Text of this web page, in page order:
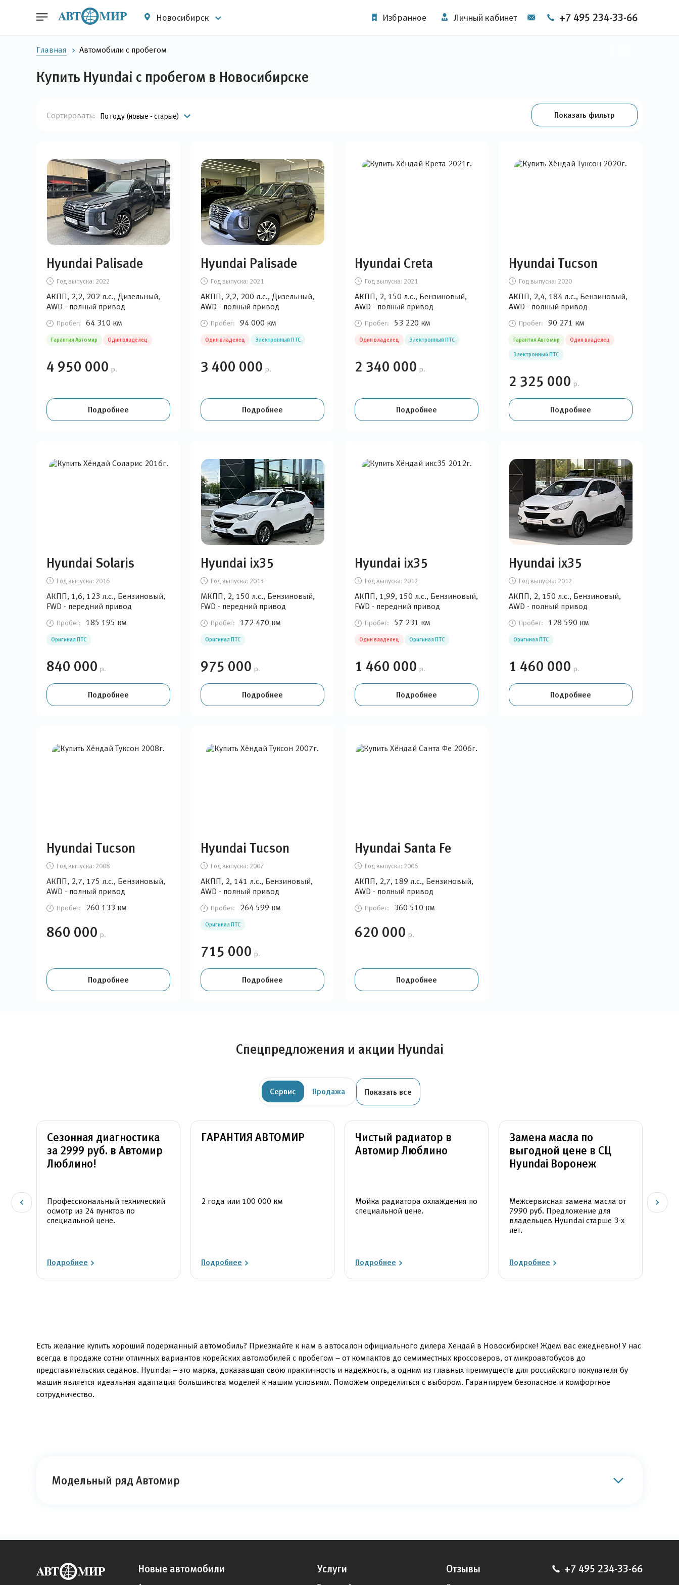
Новосибирск Избранное Личный кабинет +7 495 234-33-66
Главная Автомобили с пробегом
Купить Hyundai с пробегом в Новосибирске
Сортировать: По году (новые - старые) Показать фильтр
Hyundai Palisade
Год выпуска: 2022
АКПП, 2,2, 202 л.с., Дизельный,
AWD - полный привод
Пробег: 64 310 км
Гарантия Автомир Один владелец
4 950 000 р.
Подробнее
Hyundai Palisade
Год выпуска: 2021
АКПП, 2,2, 200 л.с., Дизельный,
AWD - полный привод
Пробег: 94 000 км
Один владелец Электронный ПТС
3 400 000 р.
Подробнее
Hyundai Creta
Год выпуска: 2021
АКПП, 2, 150 л.с., Бензиновый,
AWD - полный привод
Пробег: 53 220 км
Один владелец Электронный ПТС
2 340 000 р.
Подробнее
Hyundai Tucson
Год выпуска: 2020
АКПП, 2,4, 184 л.с., Бензиновый,
AWD - полный привод
Пробег: 90 271 км
Гарантия Автомир Один владелец
Электронный ПТС
2 325 000 р.
Подробнее
Hyundai Solaris
Год выпуска: 2016
АКПП, 1,6, 123 л.с., Бензиновый,
FWD - передний привод
Пробег: 185 195 км
Оригинал ПТС
840 000 р.
Подробнее
Hyundai ix35
Год выпуска: 2013
МКПП, 2, 150 л.с., Бензиновый,
FWD - передний привод
Пробег: 172 470 км
Оригинал ПТС
975 000 р.
Подробнее
Hyundai ix35
Год выпуска: 2012
АКПП, 1,99, 150 л.с., Бензиновый,
FWD - передний привод
Пробег: 57 231 км
Один владелец Оригинал ПТС
1 460 000 р.
Подробнее
Hyundai ix35
Год выпуска: 2012
АКПП, 2, 150 л.с., Бензиновый,
AWD - полный привод
Пробег: 128 590 км
Оригинал ПТС
1 460 000 р.
Подробнее
Hyundai Tucson
Год выпуска: 2008
АКПП, 2,7, 175 л.с., Бензиновый,
AWD - полный привод
Пробег: 260 133 км
860 000 р.
Подробнее
Hyundai Tucson
Год выпуска: 2007
АКПП, 2, 141 л.с., Бензиновый,
AWD - полный привод
Пробег: 264 599 км
Оригинал ПТС
715 000 р.
Подробнее
Hyundai Santa Fe
Год выпуска: 2006
АКПП, 2,7, 189 л.с., Бензиновый,
AWD - полный привод
Пробег: 360 510 км
620 000 р.
Подробнее
Спецпредложения и акции Hyundai
Сервис Продажа Показать все
Сезонная диагностика
за 2999 руб. в Автомир
Люблино!
Профессиональный технический
осмотр из 24 пунктов по
специальной цене.
Подробнее
ГАРАНТИЯ АВТОМИР
2 года или 100 000 км
Подробнее
Чистый радиатор в
Автомир Люблино
Мойка радиатора охлаждения по
специальной цене.
Подробнее
Замена масла по
выгодной цене в СЦ
Hyundai Воронеж
Межсервисная замена масла от
7990 руб. Предложение для
владельцев Hyundai старше 3-х
лет.
Подробнее
Есть желание купить хороший подержанный автомобиль? Приезжайте к нам в автосалон официального дилера Хендай в Новосибирске! Ждем вас ежедневно! У нас
всегда в продаже сотни отличных вариантов корейских автомобилей с пробегом – от компактов до семиместных кроссоверов, от микроавтобусов до
представительских седанов. Hyundai – это марка, доказавшая свою практичность и надежность, а одним из главных преимуществ для российского покупателя бу
машин является идеальная адаптация большинства моделей к нашим условиям. Поможем определиться с выбором. Гарантируем безопасное и комфортное
сотрудничество.
Модельный ряд Автомир
Новые автомобили Услуги Отзывы +7 495 234-33-66